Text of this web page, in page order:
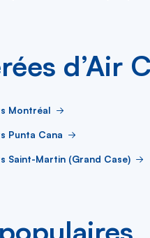
d’Air
Montréal
Punta Cana
Saint-Martin (Grand Case)